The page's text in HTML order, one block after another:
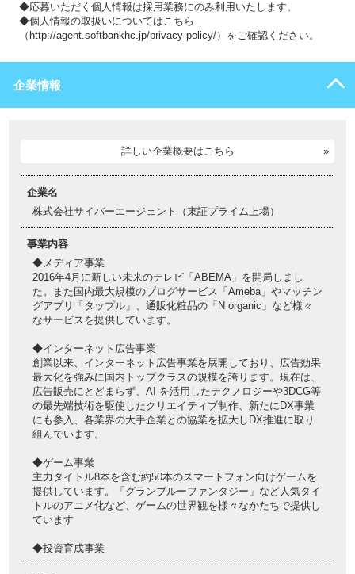
◆応募いただく個人情報は採用業務にのみ利用いたします。
◆個人情報の取扱いについてはこちら
（http://agent.softbankhc.jp/privacy-policy/）をご確認ください。
企業情報
詳しい企業概要はこちら
企業名
株式会社サイバーエージェント（東証プライム上場）
事業内容
◆メディア事業
2016年4月に新しい未来のテレビ「ABEMA」を開局しまし
た。また国内最大規模のブログサービス「Ameba」やマッチン
グアプリ「タップル」、通販化粧品の「N organic」など様々
なサービスを提供しています。
◆インターネット広告事業
創業以来、インターネット広告事業を展開しており、広告効果
最大化を強みに国内トップクラスの規模を誇ります。現在は、
広告販売にとどまらず、AI を活用したテクノロジーや3DCG等
の最先端技術を駆使したクリエイティブ制作、新たにDX事業
にも参入、各業界の大手企業との協業を拡大しDX推進に取り
組んでいます。
◆ゲーム事業
主力タイトル8本を含む約50本のスマートフォン向けゲームを
提供しています。「グランブルーファンタジー」など人気タイ
トルのアニメ化など、ゲームの世界観を様々なかたちで提供し
ています
◆投資育成事業